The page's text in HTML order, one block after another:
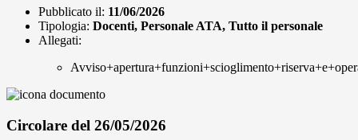
Pubblicato il: 11/06/2026
Tipologia: Docenti, Personale ATA, Tutto il personale
Allegati:
Circolare del 26/05/2026